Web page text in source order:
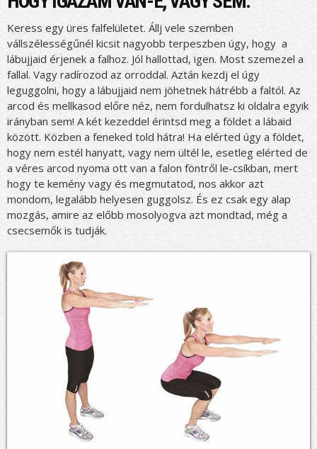
Keress egy üres falfelületet. Állj vele szemben
vállszélességűnél kicsit nagyobb terpeszben úgy, hogy a
lábujjaid érjenek a falhoz. Jól hallottad, igen. Most szemezel a
fallal. Vagy radírozod az orroddal. Aztán kezdj el úgy
leguggolni, hogy a lábujjaid nem jöhetnek hátrébb a faltól. Az
arcod és mellkasod előre néz, nem fordulhatsz ki oldalra egyik
irányban sem! A két kezeddel érintsd meg a földet a lábaid
között. Közben a feneked told hátra! Ha elérted úgy a földet,
hogy nem estél hanyatt, vagy nem ültél le, esetleg elérted de
a véres arcod nyoma ott van a falon föntről le-csíkban, mert
hogy te kemény vagy és megmutatod, nos akkor azt
mondom, legalább helyesen guggolsz. És ez csak egy alap
mozgás, amire az előbb mosolyogva azt mondtad, még a
csecsemők is tudják.